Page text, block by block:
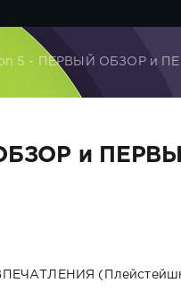
5 - ПЕРВЫЙ ОБЗОР и
и